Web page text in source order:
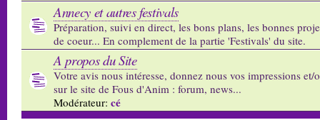
Annecy et autres festivals
Préparation, suivi en direct, les bons plans, les bonnes
de coeur... En complement de la partie 'Festivals' du site.
A propos du Site
Votre avis nous intéresse, donnez nous vos impressions et/
sur le site de Fous d'Anim : forum, news...
Modérateur: cé